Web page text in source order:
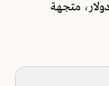
دولار، وتراجع البلاديوم 1.9% إلى 1254.69 دولار، متجهة